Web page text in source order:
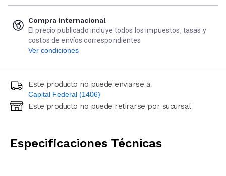
Compra internacional
El precio publicado incluye todos los impuestos, tasas y
costos de envíos correspondientes
Ver condiciones
Este producto no puede enviarse a
Capital Federal (1406)
Ingresá código postal (sólo números)
Este producto no puede retirarse por sucursal
Especificaciones Técnicas